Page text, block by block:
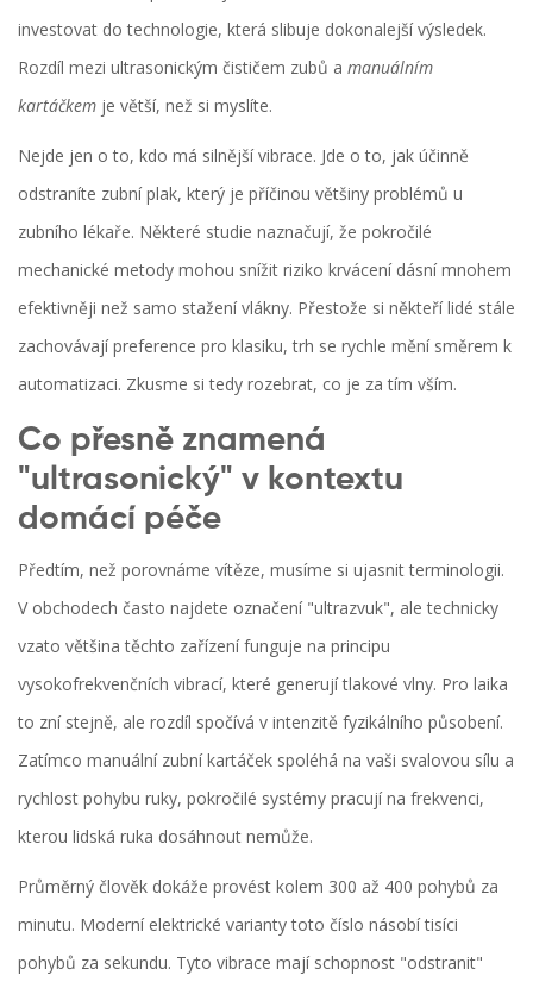
investovat do technologie, která slibuje dokonalejší výsledek.
Rozdíl mezi ultrasonickým čističem zubů a manuálním
kartáčkem je větší, než si myslíte.
Nejde jen o to, kdo má silnější vibrace. Jde o to, jak účinně
odstraníte zubní plak, který je příčinou většiny problémů u
zubního lékaře. Některé studie naznačují, že pokročilé
mechanické metody mohou snížit riziko krvácení dásní mnohem
efektivněji než samo stažení vlákny. Přestože si někteří lidé stále
zachovávají preference pro klasiku, trh se rychle mění směrem k
automatizaci. Zkusme si tedy rozebrat, co je za tím vším.
Co přesně znamená
"ultrasonický" v kontextu
domácí péče
Předtím, než porovnáme vítěze, musíme si ujasnit terminologii.
V obchodech často najdete označení "ultrazvuk", ale technicky
vzato většina těchto zařízení funguje na principu
vysokofrekvenčních vibrací, které generují tlakové vlny. Pro laika
to zní stejně, ale rozdíl spočívá v intenzitě fyzikálního působení.
Zatímco manuální zubní kartáček spoléhá na vaši svalovou sílu a
rychlost pohybu ruky, pokročilé systémy pracují na frekvenci,
kterou lidská ruka dosáhnout nemůže.
Průměrný člověk dokáže provést kolem 300 až 400 pohybů za
minutu. Moderní elektrické varianty toto číslo násobí tisíci
pohybů za sekundu. Tyto vibrace mají schopnost "odstranit"